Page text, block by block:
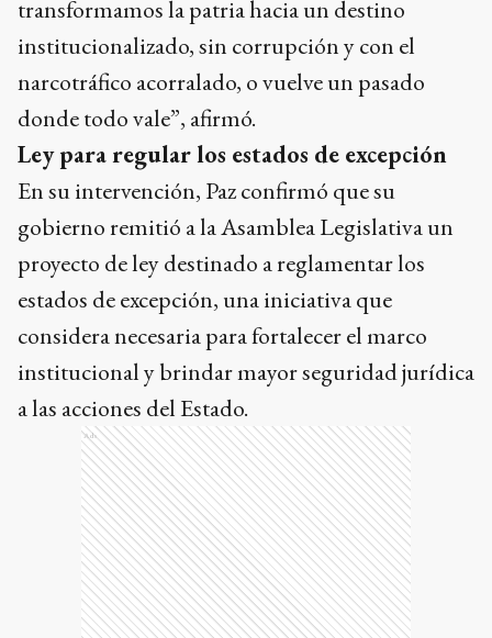
transformamos la patria hacia un destino
institucionalizado, sin corrupción y con el
narcotráfico acorralado, o vuelve un pasado
donde todo vale”, afirmó.
Ley para regular los estados de excepción
En su intervención, Paz confirmó que su
gobierno remitió a la Asamblea Legislativa un
proyecto de ley destinado a reglamentar los
estados de excepción, una iniciativa que
considera necesaria para fortalecer el marco
institucional y brindar mayor seguridad jurídica
a las acciones del Estado.
Ads